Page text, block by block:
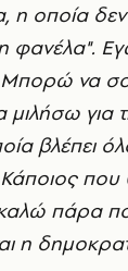
η οποία
να
μιλήσω
βλέπει
πάρα
η